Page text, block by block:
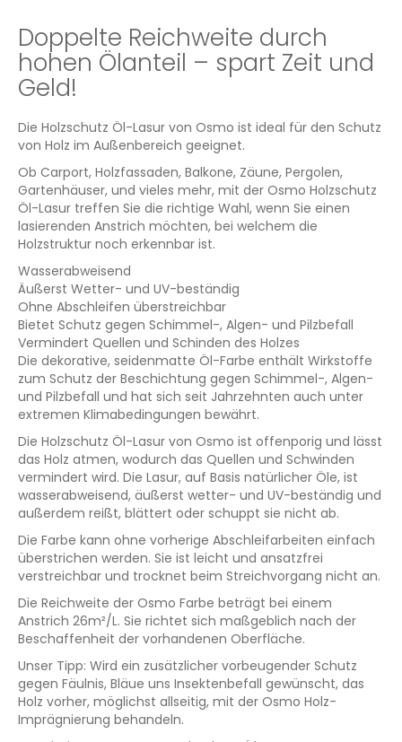
Doppelte Reichweite durch
hohen Ölanteil – spart Zeit und
Geld!
Die Holzschutz Öl-Lasur von Osmo ist ideal für den Schutz
von Holz im Außenbereich geeignet.
Ob Carport, Holzfassaden, Balkone, Zäune, Pergolen,
Gartenhäuser, und vieles mehr, mit der Osmo Holzschutz
Öl-Lasur treffen Sie die richtige Wahl, wenn Sie einen
lasierenden Anstrich möchten, bei welchem die
Holzstruktur noch erkennbar ist.
Wasserabweisend
Äußerst Wetter- und UV-beständig
Ohne Abschleifen überstreichbar
Bietet Schutz gegen Schimmel-, Algen- und Pilzbefall
Vermindert Quellen und Schinden des Holzes
Die dekorative, seidenmatte Öl-Farbe enthält Wirkstoffe
zum Schutz der Beschichtung gegen Schimmel-, Algen-
und Pilzbefall und hat sich seit Jahrzehnten auch unter
extremen Klimabedingungen bewährt.
Die Holzschutz Öl-Lasur von Osmo ist offenporig und lässt
das Holz atmen, wodurch das Quellen und Schwinden
vermindert wird. Die Lasur, auf Basis natürlicher Öle, ist
wasserabweisend, äußerst wetter- und UV-beständig und
außerdem reißt, blättert oder schuppt sie nicht ab.
Die Farbe kann ohne vorherige Abschleifarbeiten einfach
überstrichen werden. Sie ist leicht und ansatzfrei
verstreichbar und trocknet beim Streichvorgang nicht an.
Die Reichweite der Osmo Farbe beträgt bei einem
Anstrich 26m²/L. Sie richtet sich maßgeblich nach der
Beschaffenheit der vorhandenen Oberfläche.
Unser Tipp: Wird ein zusätzlicher vorbeugender Schutz
gegen Fäulnis, Bläue uns Insektenbefall gewünscht, das
Holz vorher, möglichst allseitig, mit der Osmo Holz-
Imprägnierung behandeln.